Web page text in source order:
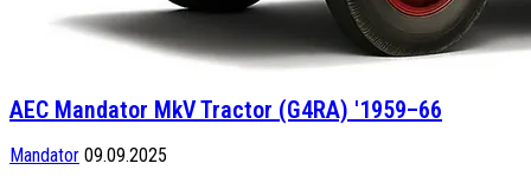
AEC Mandator MkV Tractor (G4RA) '1959–66
Mandator 09.09.2025